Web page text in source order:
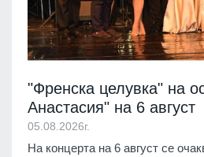
"Френска целувка" на
Анастасия" на 6 август
05.08.2026г.
На концерта на 6 август се